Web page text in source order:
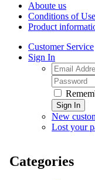
Aboute us
Conditions of Use
Product
Customer Service
Sign In
Sign In
New
Lost your
Categories